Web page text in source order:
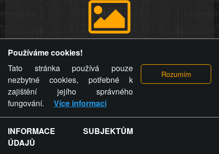
videa a komentáře. Osoba, které se toto opatření provozovatele
stránky týče, ani osoba, která umístila fotografii nebo video na
stránku, nemůže z důvodu odstranění fotografie, videa nebo
komentáře pro výše uvedenou okolnost uplatnit vůči
provozovateli stránky žádný nárok na náhradu škody nebo
nemajetkové újmy.
ZVRÁCENÝ.CZ - Svět není zvrácenej. To jen
Používáme cookies!
Tato stránka používá pouze
nezbytné cookies, potřebné k
zajištění jejího správného
fungování.
Více informací
INFORMACE SUBJEKTŮM
ÚDAJŮ